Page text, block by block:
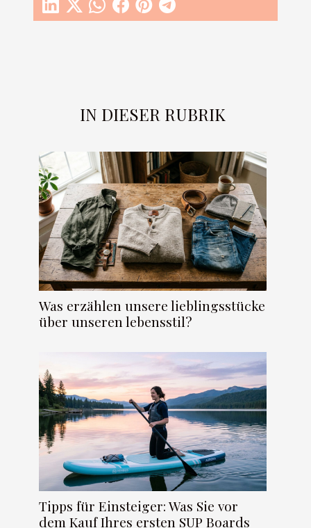
IN DIESER RUBRIK
Was erzählen unsere lieblingsstücke
über unseren lebensstil?
Tipps für Einsteiger: Was Sie vor
dem Kauf Ihres ersten SUP Boards